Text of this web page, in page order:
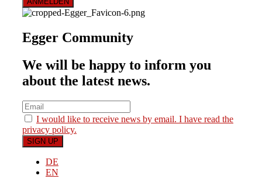
Egger Community
We will be happy to inform you
about the latest news.
I would like to receive news by email. I have read the
privacy policy.
DE
EN